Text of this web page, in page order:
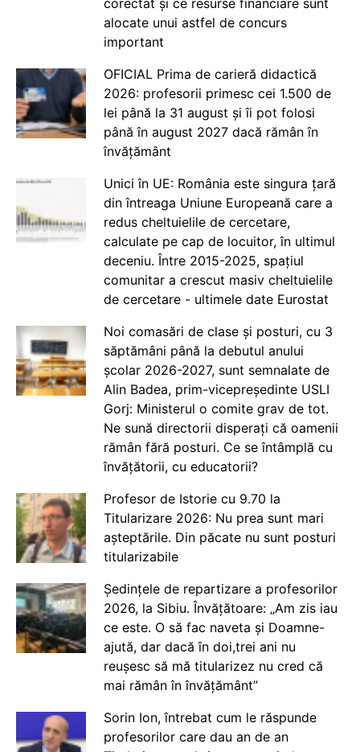
corectat și ce resurse financiare sunt
alocate unui astfel de concurs
important
OFICIAL Prima de carieră didactică
2026: profesorii primesc cei 1.500 de
lei până la 31 august și îi pot folosi
până în august 2027 dacă rămân în
învățământ
Unici în UE: România este singura țară
din întreaga Uniune Europeană care a
redus cheltuielile de cercetare,
calculate pe cap de locuitor, în ultimul
deceniu. Între 2015-2025, spațiul
comunitar a crescut masiv cheltuielile
de cercetare - ultimele date Eurostat
Noi comasări de clase și posturi, cu 3
săptămâni până la debutul anului
școlar 2026-2027, sunt semnalate de
Alin Badea, prim-vicepreședinte USLI
Gorj: Ministerul o comite grav de tot.
Ne sună directorii disperați că oamenii
rămân fără posturi. Ce se întâmplă cu
învățătorii, cu educatorii?
Profesor de Istorie cu 9.70 la
Titularizare 2026: Nu prea sunt mari
așteptările. Din păcate nu sunt posturi
titularizabile
Ședințele de repartizare a profesorilor
2026, la Sibiu. Învățătoare: „Am zis iau
ce este. O să fac naveta și Doamne-
ajută, dar dacă în doi,trei ani nu
reușesc să mă titularizez nu cred că
mai rămân în învățământ”
Sorin Ion, întrebat cum le răspunde
profesorilor care dau an de an